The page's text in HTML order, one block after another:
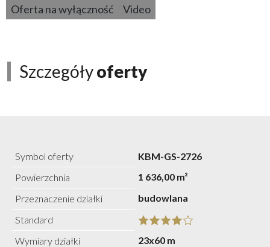
Oferta na wyłączność Video
Szczegółyoferty
Symbol oferty
KBM-GS-2726
Powierzchnia
1 636,00 m²
Przeznaczenie działki
budowlana
Standard
Wymiary działki
23x60 m